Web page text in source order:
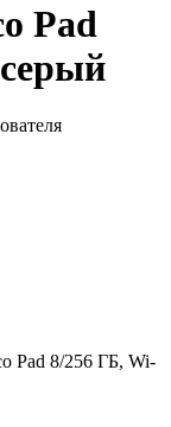
Pad
Pad 8/256 ГБ, Wi-